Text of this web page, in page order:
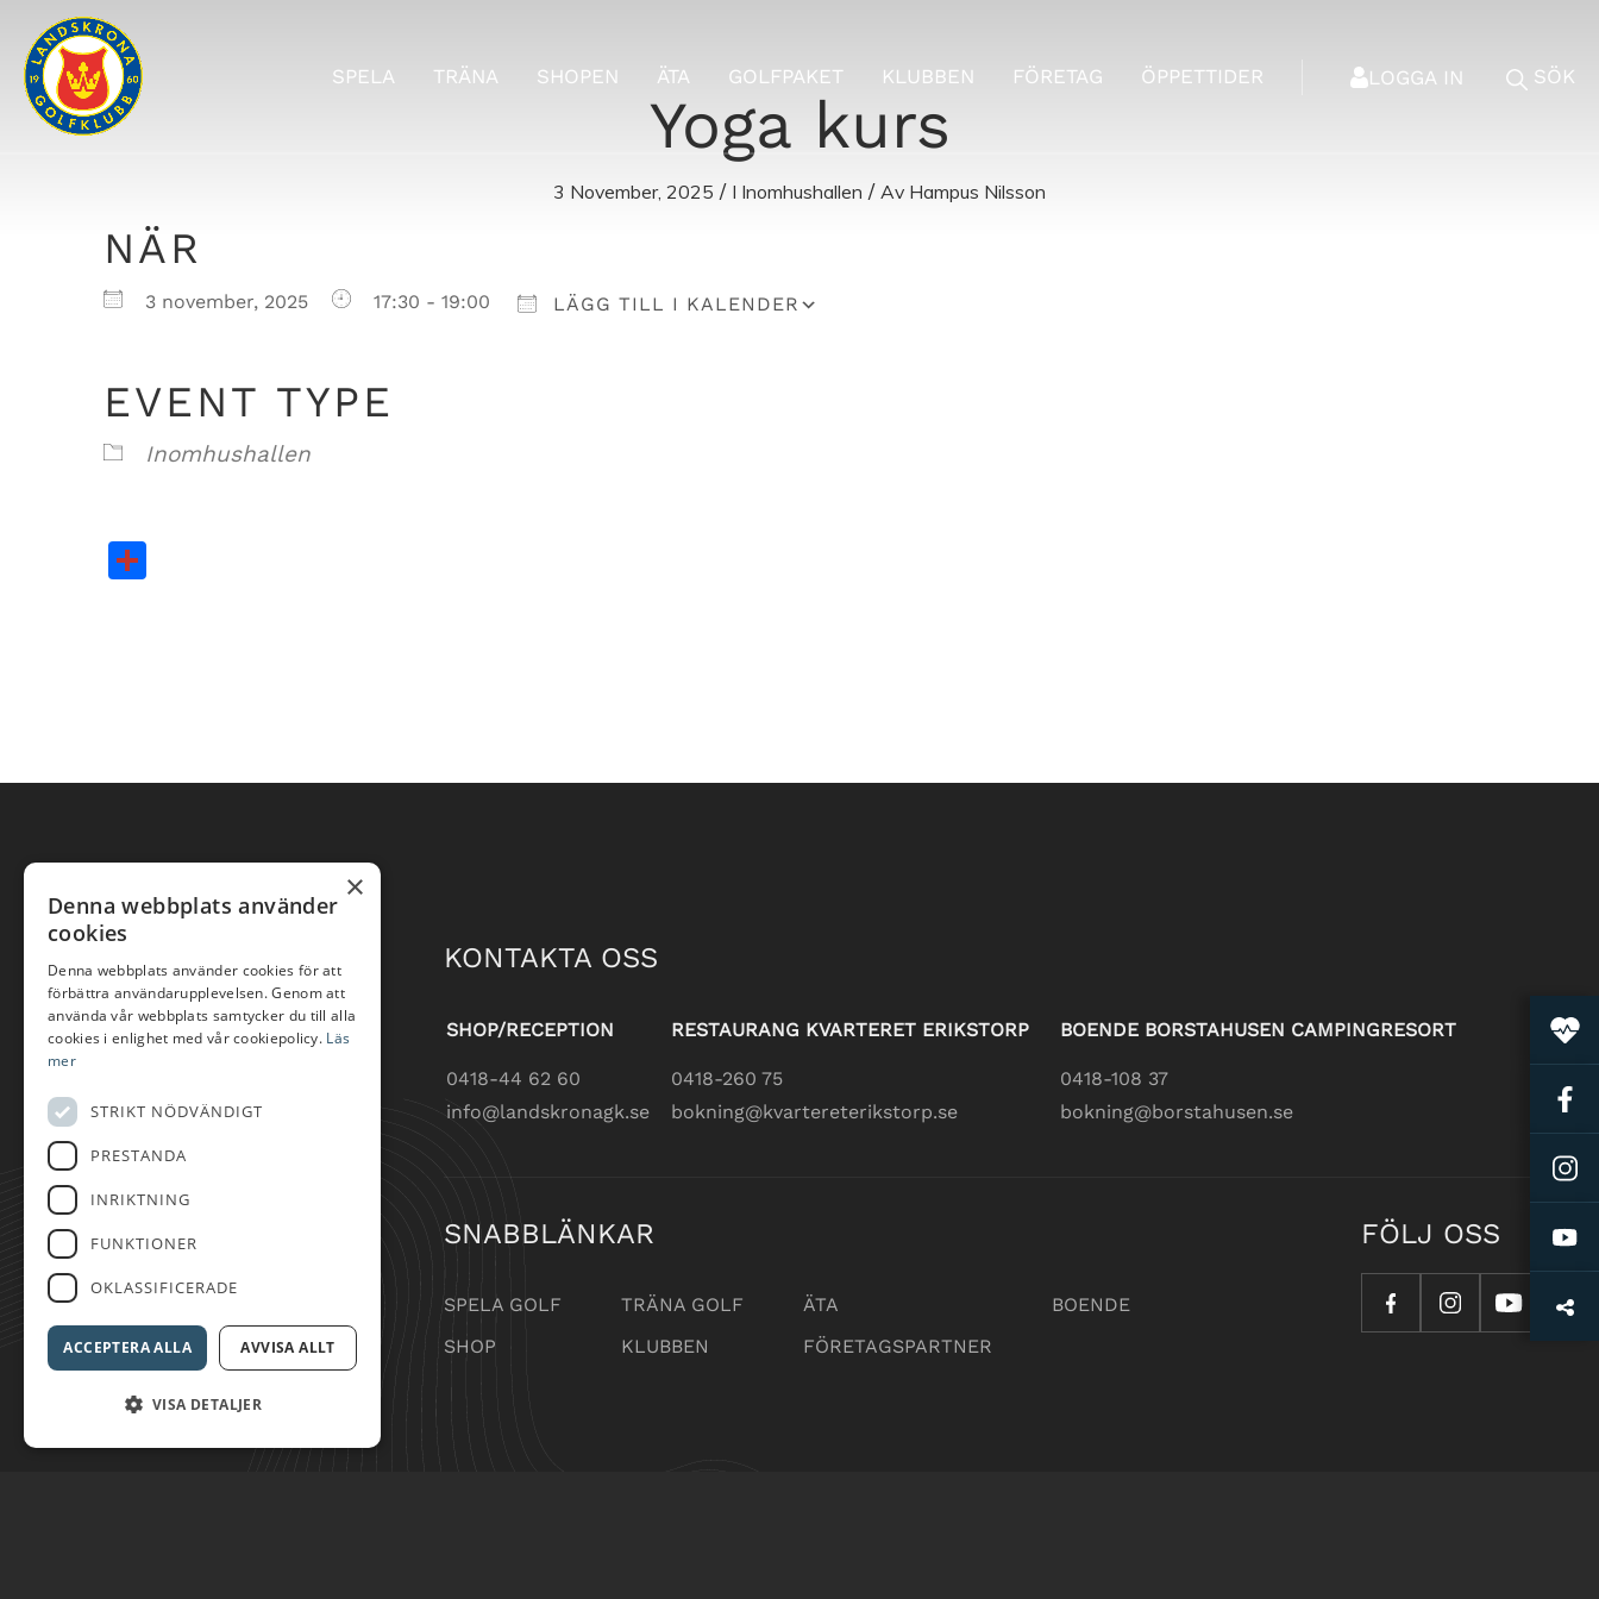
SPELA TRÄNA SHOPEN ÄTA GOLFPAKET KLUBBEN FÖRETAG ÖPPETTIDER LOGGA IN SÖK
Yoga kurs
3 November, 2025 / I Inomhushallen / Av Hampus Nilsson
NÄR
3 november, 2025 17:30 - 19:00 LÄGG TILL I KALENDER
Ladda ner ICS
EVENT TYPE
Inomhushallen
KONTAKTA OSS
SHOP/RECEPTION
0418-44 62 60
info@landskronagk.se
RESTAURANG KVARTERET ERIKSTORP
0418-260 75
bokning@kvartereterikstorp.se
BOENDE BORSTAHUSEN CAMPINGRESORT
0418-108 37
bokning@borstahusen.se
SNABBLÄNKAR
SPELA GOLF TRÄNA GOLF ÄTA
BOENDE
SHOP
KLUBBEN FÖRETAGSPARTNER
FÖLJ OSS
×
Denna webbplats använder
cookies
Denna webbplats använder cookies för att
förbättra användarupplevelsen. Genom att
använda vår webbplats samtycker du till alla
cookies i enlighet med vår cookiepolicy. Läs
mer
STRIKT NÖDVÄNDIGT
PRESTANDA
INRIKTNING
FUNKTIONER
OKLASSIFICERADE
ACCEPTERA ALLA AVVISA ALLT
VISA DETALJER